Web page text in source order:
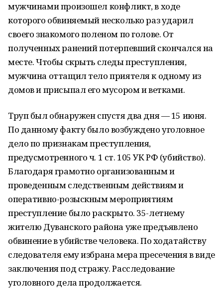
мужчинами произошел конфликт, в ходе
которого обвиняемый несколько раз ударил
своего знакомого поленом по голове. От
полученных ранений потерпевший скончался на
месте. Чтобы скрыть следы преступления,
мужчина оттащил тело приятеля к одному из
домов и присыпал его мусором и ветками.
Труп был обнаружен спустя два дня — 15 июня.
По данному факту было возбуждено уголовное
дело по признакам преступления,
предусмотренного ч. 1 ст. 105 УК РФ (убийство).
Благодаря грамотно организованным и
проведенным следственным действиям и
оперативно-розыскным мероприятиям
преступление было раскрыто. 35-летнему
жителю Дуванского района уже предъявлено
обвинение в убийстве человека. По ходатайству
следователя ему избрана мера пресечения в виде
заключения под стражу. Расследование
уголовного дела продолжается.